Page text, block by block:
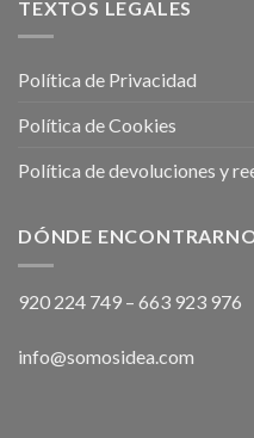
TEXTOS LEGALES
Política de Privacidad
Política de Cookies
Política de devoluciones y
DÓNDE
920 224 749 – 663 923 976
info@somosidea.com